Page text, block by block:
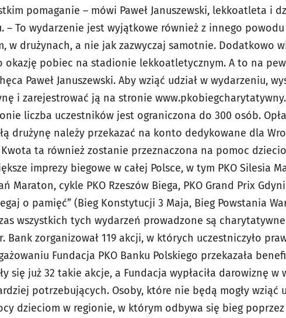
pomaganie – mówi Paweł Januszewski, lekkoatleta i
– To wydarzenie jest wyjątkowe również z innego
w drużynach, a nie jak zazwyczaj samotnie. Dodatkowo
okazję pobiec na stadionie lekkoatletycznym. A to na
Paweł Januszewski. Aby wziąć udział w wydarzeniu,
i zarejestrować ją na stronie
liczba uczestników jest ograniczona do 300 osób.
drużynę należy przekazać na konto dedykowane dla
Kwota ta również zostanie przeznaczona na pomoc
imprezy biegowe w całej Polsce, w tym PKO Silesia
Maraton, cykle PKO Rzeszów Biega, PKO Grand Prix
o pamięć” (Bieg Konstytucji 3 Maja, Bieg Powstania
wszystkich tych wydarzeń prowadzone są
Bank zorganizował 119 akcji, w których uczestniczyło
Fundacja PKO Banku Polskiego przekazała
się już 32 takie akcje, a Fundacja wypłaciła darowiznę w
potrzebujących. Osoby, które nie będą mogły wziąć
dzieciom w regionie, w którym odbywa się bieg